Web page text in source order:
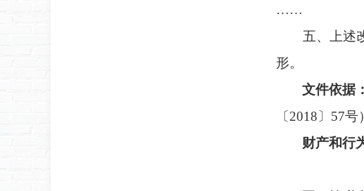
……
五、上述改
形。
文件依据：
〔 2018〕57号）
财产和行